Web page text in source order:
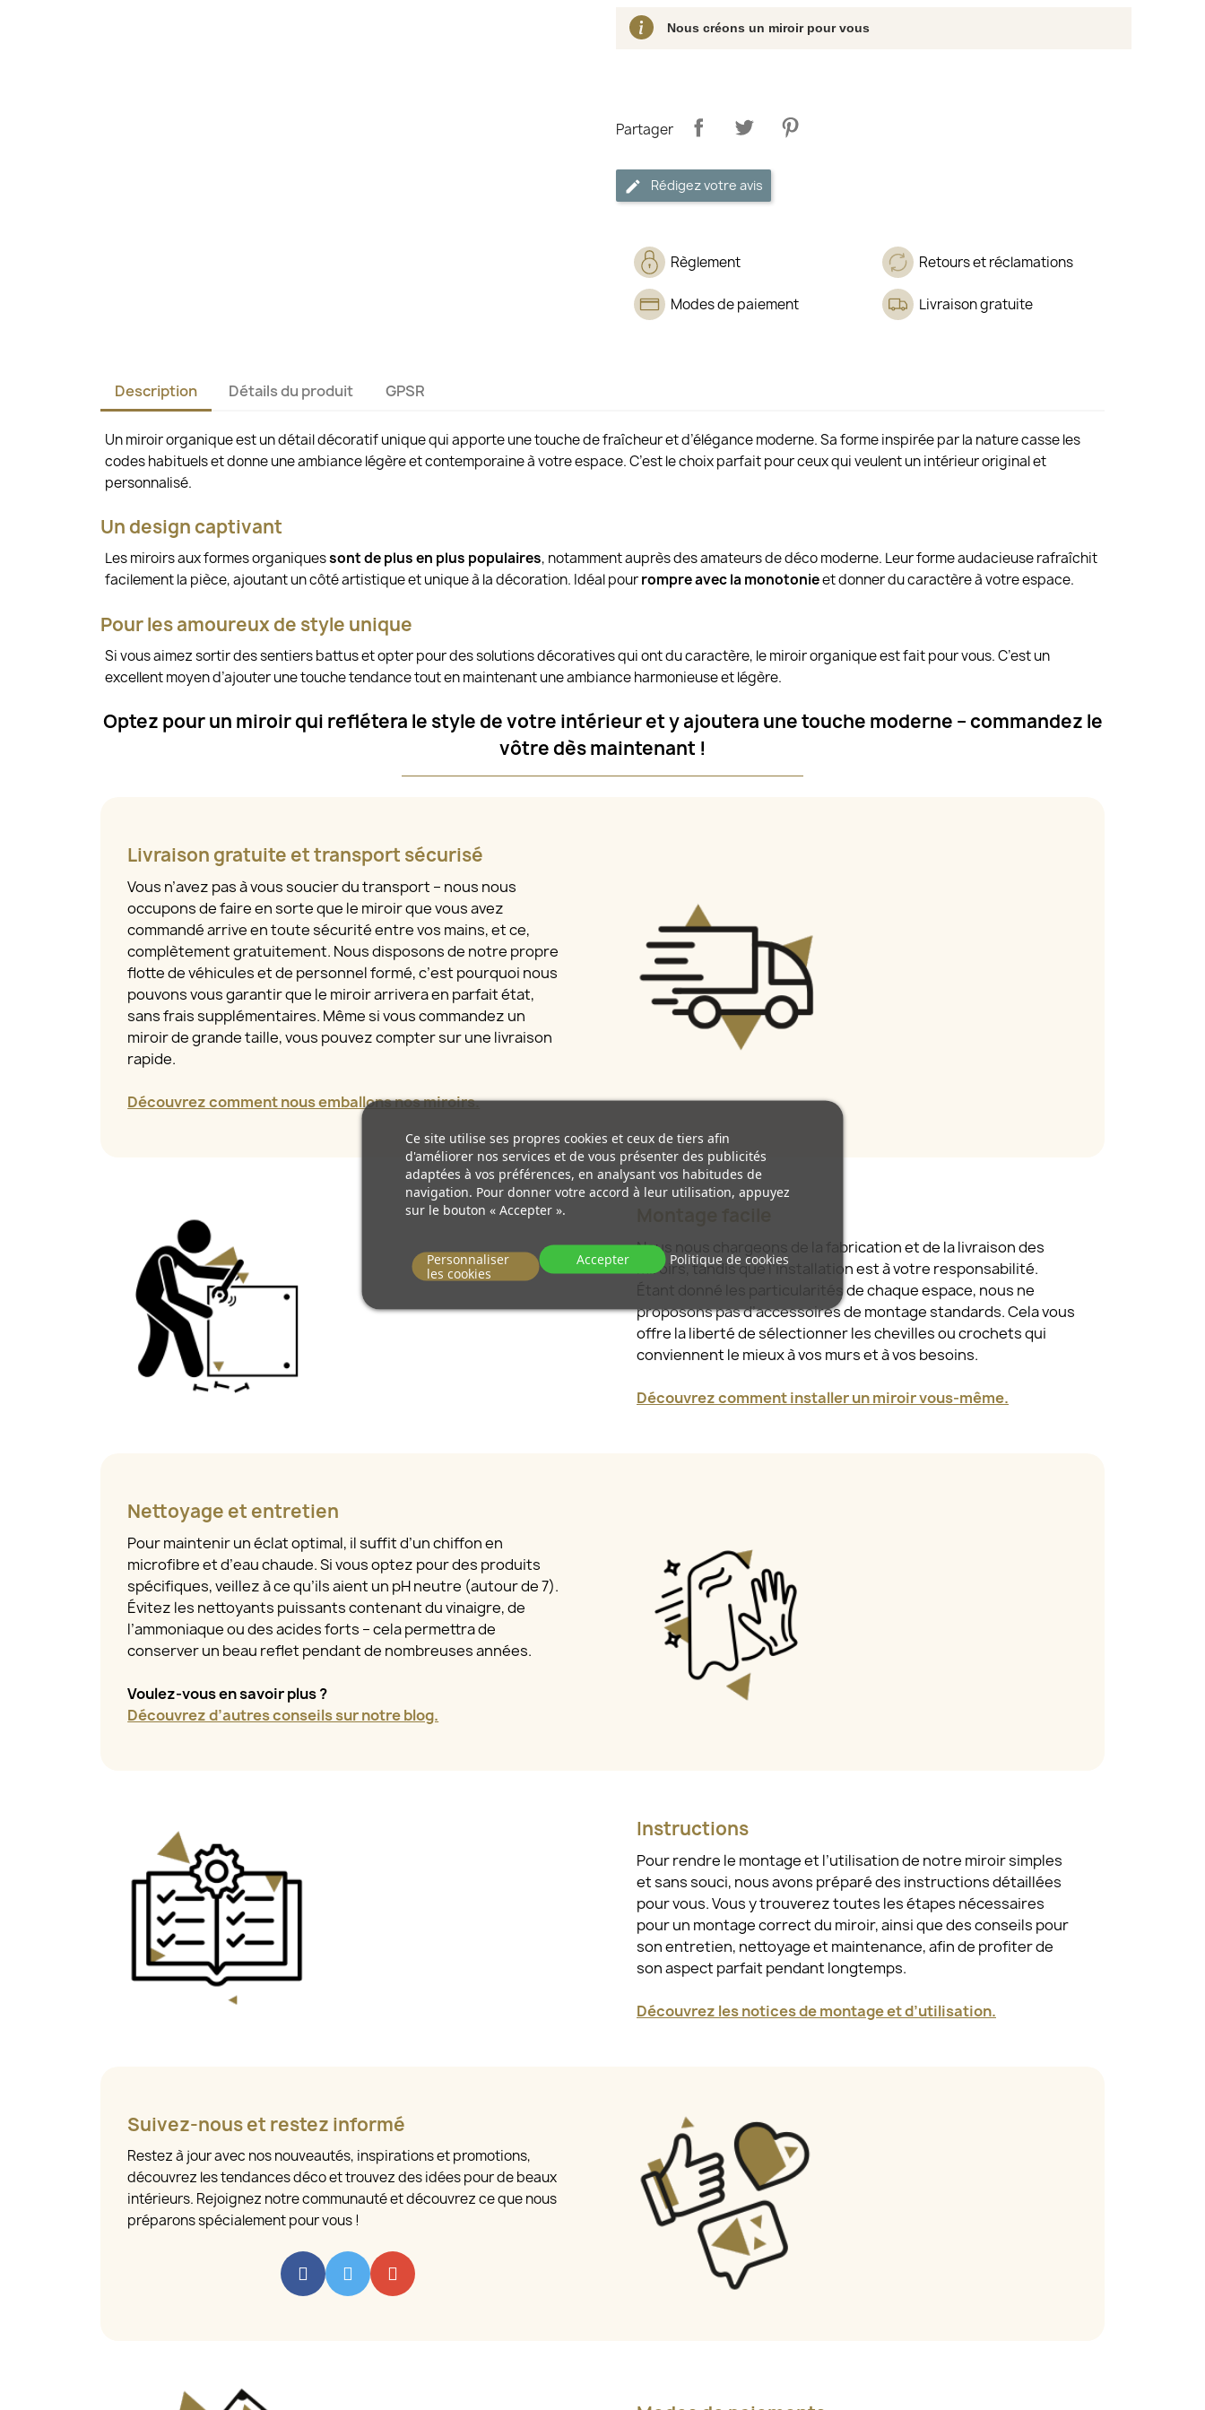
Nous créons un miroir pour vous
Partager
Rédigez votre avis
Règlement Retours et réclamations
Modes de paiement Livraison gratuite
Description Détails du produit GPSR
Un miroir organique est un détail décoratif unique qui apporte une touche de fraîcheur et d’élégance moderne. Sa forme inspirée par la nature casse les
codes habituels et donne une ambiance légère et contemporaine à votre espace. C’est le choix parfait pour ceux qui veulent un intérieur original et
personnalisé.
Un design captivant
Les miroirs aux formes organiquessont de plus en plus populaires, notamment auprès des amateurs de déco moderne. Leur forme audacieuse rafraîchit
facilement la pièce, ajoutant un côté artistique et unique à la décoration. Idéal pourrompre avec la monotonieet donner du caractère à votre espace.
Pour les amoureux de style unique
Si vous aimez sortir des sentiers battus et opter pour des solutions décoratives qui ont du caractère, le miroir organique est fait pour vous. C’est un
excellent moyen d’ajouter une touche tendance tout en maintenant une ambiance harmonieuse et légère.
Optez pour un miroir qui reflétera le style de votre intérieur et y ajoutera une touche moderne – commandez le
vôtre dès maintenant !
Livraison gratuite et transport sécurisé
Vous n’avez pas à vous soucier du transport – nous nous
occupons de faire en sorte que le miroir que vous avez
commandé arrive en toute sécurité entre vos mains, et ce,
complètement gratuitement. Nous disposons de notre propre
flotte de véhicules et de personnel formé, c’est pourquoi nous
pouvons vous garantir que le miroir arrivera en parfait état,
sans frais supplémentaires. Même si vous commandez un
miroir de grande taille, vous pouvez compter sur une livraison
rapide.
Découvrez comment nous emballons nos miroirs.
Nous nous chargeons de la fabrication et de la livraison des
miroirs, tandis que l’installation est à votre responsabilité.
Étant donné les particularités de chaque espace, nous ne
proposons pas d’accessoires de montage standards. Cela vous
offre la liberté de sélectionner les chevilles ou crochets qui
conviennent le mieux à vos murs et à vos besoins.
Découvrez comment installer un miroir vous-même.
Nettoyage et entretien
Pour maintenir un éclat optimal, il suffit d’un chiffon en
microfibre et d’eau chaude. Si vous optez pour des produits
spécifiques, veillez à ce qu’ils aient un pH neutre (autour de 7).
Évitez les nettoyants puissants contenant du vinaigre, de
l’ammoniaque ou des acides forts – cela permettra de
conserver un beau reflet pendant de nombreuses années.
Voulez-vous en savoir plus ?
Découvrez d’autres conseils sur notre blog.
Instructions
Pour rendre le montage et l’utilisation de notre miroir simples
et sans souci, nous avons préparé des instructions détaillées
pour vous. Vous y trouverez toutes les étapes nécessaires
pour un montage correct du miroir, ainsi que des conseils pour
son entretien, nettoyage et maintenance, afin de profiter de
son aspect parfait pendant longtemps.
Découvrez les notices de montage et d’utilisation.
Suivez-nous et restez informé
Restez à jour avec nos nouveautés, inspirations et promotions,
découvrez les tendances déco et trouvez des idées pour de beaux
intérieurs. Rejoignez notre communauté et découvrez ce que nous
préparons spécialement pour vous !
Ce site utilise ses propres cookies et ceux de tiers afin
d'améliorer nos services et de vous présenter des publicités
adaptées à vos préférences, en analysant vos habitudes de
navigation. Pour donner votre accord à leur utilisation, appuyez
sur le bouton « Accepter ».
Politique de cookies
Personnaliser
les cookies
Accepter